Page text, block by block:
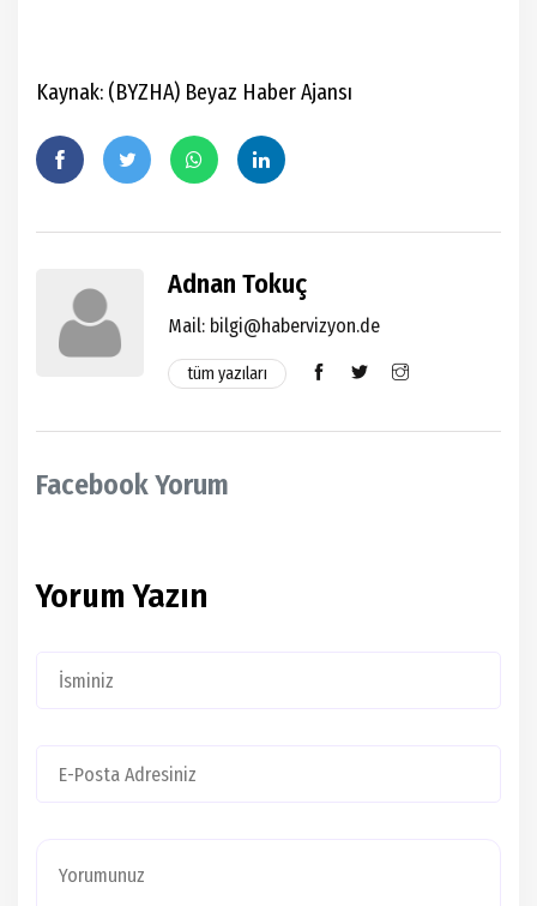
Kaynak: (BYZHA) Beyaz Haber Ajansı
Adnan Tokuç
Mail: bilgi@habervizyon.de
tüm yazıları
Facebook Yorum
Yorum Yazın